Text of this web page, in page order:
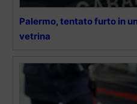
Palermo, tentato furto in
vetrina